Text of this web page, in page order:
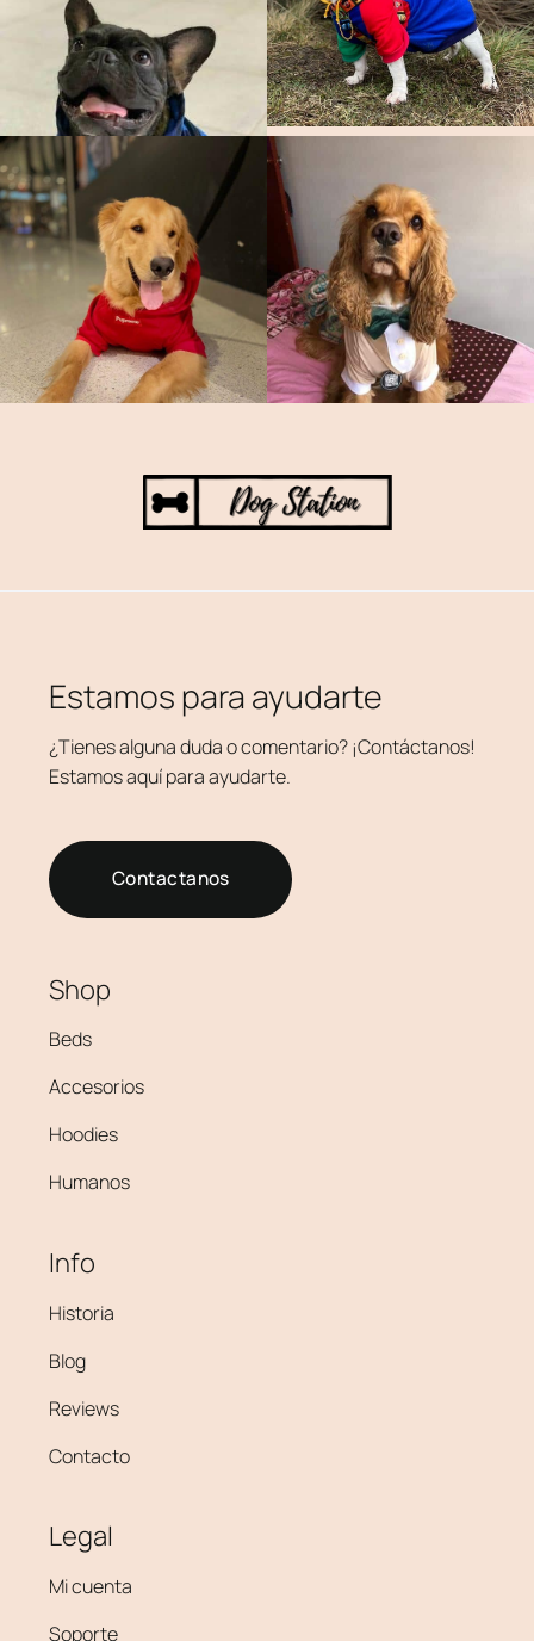
Estamos para ayudarte
¿Tienes alguna duda o comentario? ¡Contáctanos!
Estamos aquí para ayudarte.
Contactanos
Shop
Beds
Accesorios
Hoodies
Humanos
Info
Historia
Blog
Reviews
Contacto
Legal
Mi cuenta
Soporte